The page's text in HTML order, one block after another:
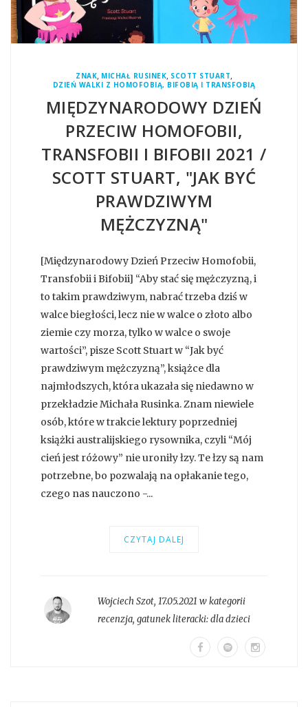
ZNAK, MICHAŁ RUSINEK, SCOTT STUART,
DZIEŃ WALKI Z HOMOFOBIĄ, BIFOBIĄ I TRANSFOBIĄ
MIĘDZYNARODOWY DZIEŃ
PRZECIW HOMOFOBII,
TRANSFOBII I BIFOBII 2021 /
SCOTT STUART, "JAK BYĆ
PRAWDZIWYM
MĘŻCZYZNĄ"
[Międzynarodowy Dzień Przeciw Homofobii,
Transfobii i Bifobii] “Aby stać się mężczyzną, i
to takim prawdziwym, nabrać trzeba dziś w
walce biegłości, lecz nie w walce o złoto albo
ziemie czy morza, tylko w walce o swoje
wartości”, pisze Scott Stuart w “Jak być
prawdziwym mężczyzną”, książce dla
najmłodszych, która ukazała się niedawno w
przekładzie Michała Rusinka. Znam niewiele
osób, które w trakcie lektury poprzedniej
książki australijskiego rysownika, czyli “Mój
cień jest różowy” nie uroniły łzy. Te łzy są nam
potrzebne, bo pozwalają na opłakanie tego,
czego nas nauczono -...
CZYTAJ DALEJ
Wojciech Szot, 17.05.2021 w kategorii
recenzja, gatunek literacki:dla dzieci